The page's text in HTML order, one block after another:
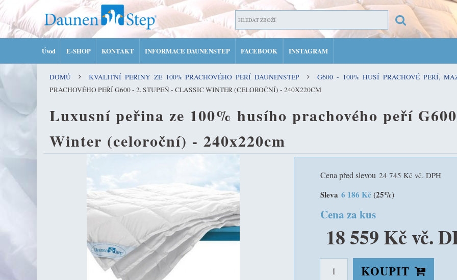
Úvod E-SHOP KONTAKT INFORMACE DAUNENSTEP FACEBOOK INSTAGRAM
DOMŮ KVALITNÍ PEŘINY ZE 100% PRACHOVÉHO PEŘÍ DAUNENSTEP
G600 - 100% HUSÍ PRACHOVÉ PEŘÍ,
PRACHOVÉHO PEŘÍ G600 - 2. STUPEŇ - CLASSIC WINTER (CELOROČNÍ) - 240X220CM
Luxusní peřina ze 100% husího prachového peří
Winter (celoroční) - 240x220cm
Cena před slevou 24 745 Kč vč. DPH
Sleva 6 186 Kč (25%)
Cena za kus
18 559 Kč vč.
KOUPIT